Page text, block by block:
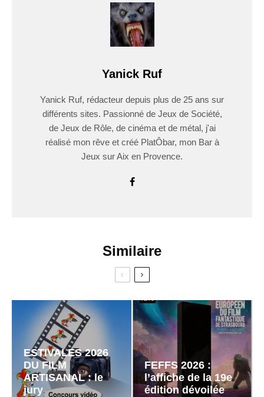
Yanick Ruf
Yanick Ruf, rédacteur depuis plus de 25 ans sur
différents sites. Passionné de Jeux de Société,
de Jeux de Rôle, de cinéma et de métal, j'ai
réalisé mon rêve et créé PlatÔbar, mon Bar à
Jeux sur Aix en Provence.
Similaire
ESTIVALES 2026
DU FILM
ARTISANAL : le
jury
FEFFS 2026 :
l’affiche de la 19e
édition dévoilée